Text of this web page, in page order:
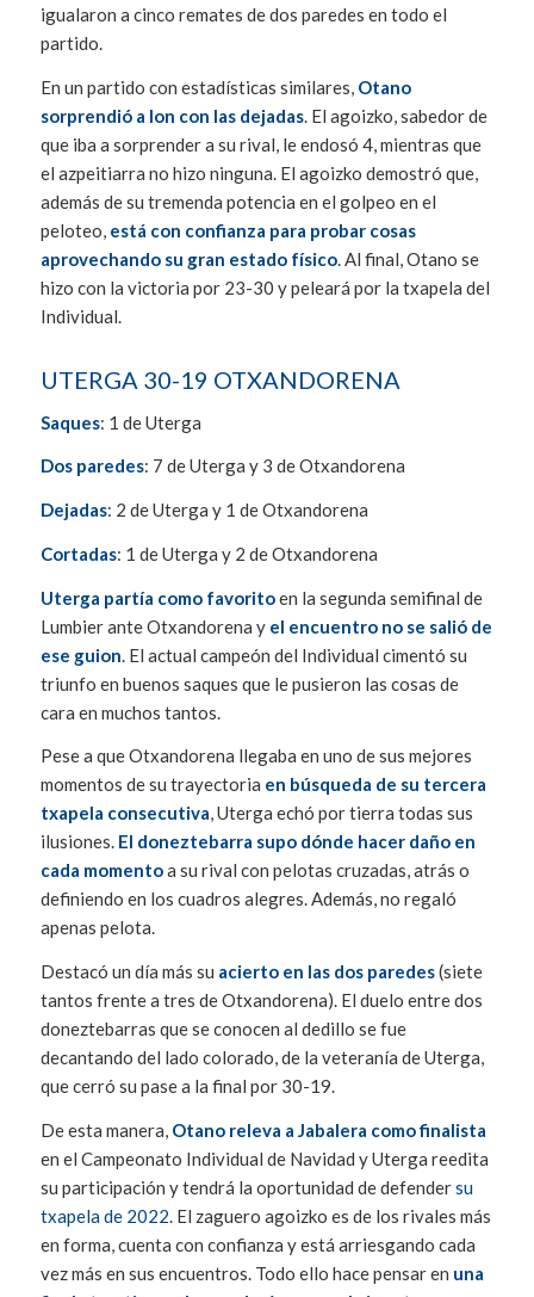
igualaron a cinco remates de dos paredes en todo el
partido.
En un partido con estadísticas similares,Otano
sorprendió a Ion con las dejadas. El agoizko, sabedor de
que iba a sorprender a su rival, le endosó 4, mientras que
el azpeitiarra no hizo ninguna. El agoizko demostró que,
además de su tremenda potencia en el golpeo en el
peloteo, está con confianza para probar cosas
aprovechando su gran estado físico. Al final, Otano se
hizo con la victoria por 23-30 y peleará por la txapela del
Individual.
UTERGA 30-19 OTXANDORENA
Saques: 1 de Uterga
Dos paredes: 7 de Uterga y 3 de Otxandorena
Dejadas: 2 de Uterga y 1 de Otxandorena
Cortadas: 1 de Uterga y 2 de Otxandorena
Uterga partía como favoritoen la segunda semifinal de
Lumbier ante Otxandorena y el encuentro no se salió de
ese guion. El actual campeón del Individual cimentó su
triunfo en buenos saques que le pusieron las cosas de
cara en muchos tantos.
Pese a que Otxandorena llegaba en uno de sus mejores
momentos de su trayectoria en búsqueda de su tercera
txapela consecutiva, Uterga echó por tierra todas sus
ilusiones. El doneztebarra supo dónde hacer daño en
cada momentoa su rival con pelotas cruzadas, atrás o
definiendo en los cuadros alegres. Además, no regaló
apenas pelota.
Destacó un día más su acierto en las dos paredes(siete
tantos frente a tres de Otxandorena). El duelo entre dos
doneztebarras que se conocen al dedillo se fue
decantando del lado colorado, de la veteranía de Uterga,
que cerró su pase a la final por 30-19.
De esta manera, Otano releva a Jabalera como finalista
en el Campeonato Individual de Navidad y Uterga reedita
su participación y tendrá la oportunidad de defendersu
txapela de 2022. El zaguero agoizko es de los rivales más
en forma, cuenta con confianza y está arriesgando cada
vez más en sus encuentros. Todo ello hace pensar en una